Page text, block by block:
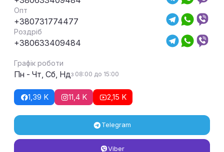
Опт
+380731774477
Роздріб
+380633409484
Графік роботи
Пн - Чт, Сб, Ндз 08:00 до 15:00
1,39 K 11,4 K 2,15 K
Telegram
Viber